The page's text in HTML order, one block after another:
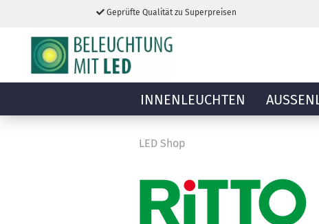
Geprüfte Qualität zu Superpreisen
INNENLEUCHTEN
LED Shop